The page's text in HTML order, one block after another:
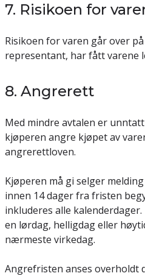
7. Risikoen for
Risikoen for varen går over
representant, har fått varene
8. Angrerett
Med mindre avtalen er
kjøperen angre kjøpet av
angrerettloven.
Kjøperen må gi selger
innen 14 dager fra fristen
inkluderes alle
en lørdag, helligdag eller
nærmeste virkedag.
Angrefristen anses overholdt